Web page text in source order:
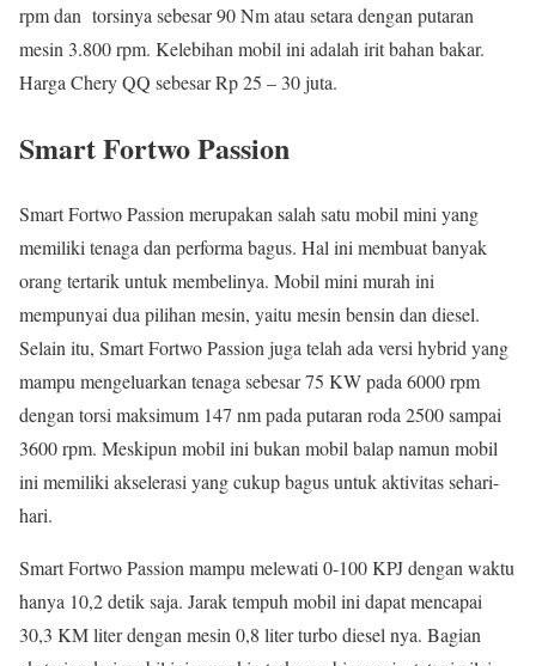
rpm dan torsinya sebesar 90 Nm atau setara dengan putaran
mesin 3.800 rpm. Kelebihan mobil ini adalah irit bahan bakar.
Harga Chery QQ sebesar Rp 25 – 30 juta.
Smart Fortwo Passion
Smart Fortwo Passion merupakan salah satu mobil mini yang
memiliki tenaga dan performa bagus. Hal ini membuat banyak
orang tertarik untuk membelinya. Mobil mini murah ini
mempunyai dua pilihan mesin, yaitu mesin bensin dan diesel.
Selain itu, Smart Fortwo Passion juga telah ada versi hybrid yang
mampu mengeluarkan tenaga sebesar 75 KW pada 6000 rpm
dengan torsi maksimum 147 nm pada putaran roda 2500 sampai
3600 rpm. Meskipun mobil ini bukan mobil balap namun mobil
ini memiliki akselerasi yang cukup bagus untuk aktivitas sehari-
hari.
Smart Fortwo Passion mampu melewati 0-100 KPJ dengan waktu
hanya 10,2 detik saja. Jarak tempuh mobil ini dapat mencapai
30,3 KM liter dengan mesin 0,8 liter turbo diesel nya. Bagian